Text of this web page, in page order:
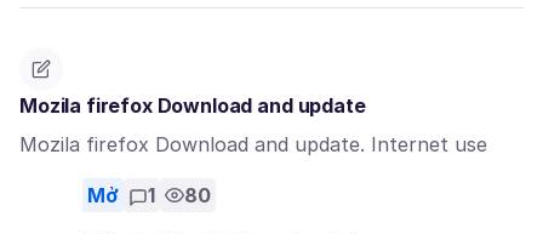
Mozila firefox Download and update
Mozila firefox Download and update. Internet use
Mở 1 80